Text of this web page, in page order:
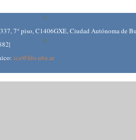
7° piso, C1406GXE, Ciudad Autónoma de
ica@filo.uba.ar